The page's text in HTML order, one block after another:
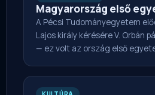
Magyarország első
A Pécsi Tudományegyetem
Lajos király kérésére V. Orbán
— ez volt az ország első